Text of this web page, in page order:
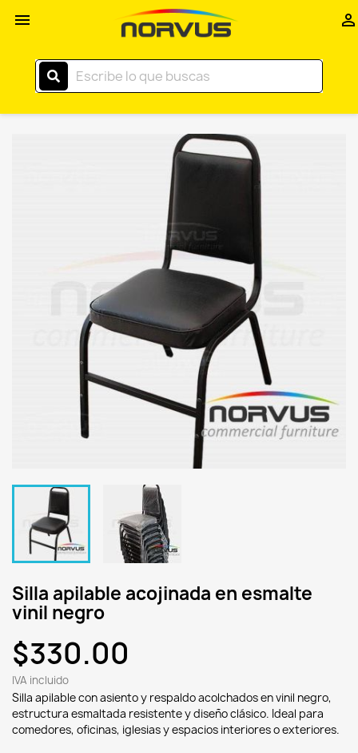
 
Comercial
Silla apilable acojinada en esmalte
vinil negro
$330.00
IVA incluido
Silla apilable con asiento y respaldo acolchados en vinil negro,
estructura esmaltada resistente y diseño clásico. Ideal para
comedores, oficinas, iglesias y espacios interiores o exteriores.